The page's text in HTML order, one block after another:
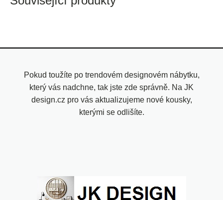
Pokud toužíte po trendovém designovém nábytku,
který vás nadchne, tak jste zde správně. Na JK
design.cz pro vás aktualizujeme nové kousky,
kterými se odlišíte.